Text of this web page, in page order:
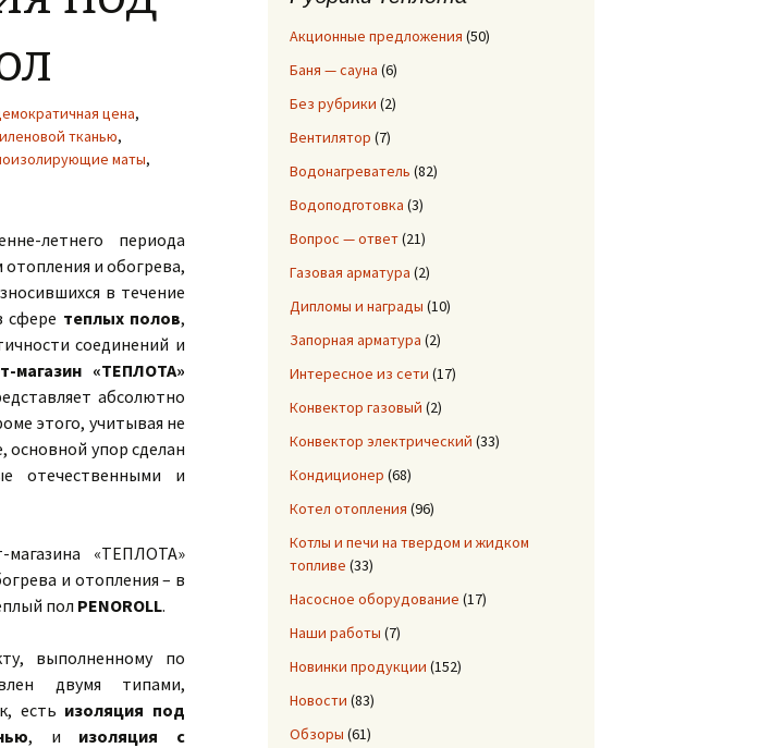
цена,
тканью,
маты,
летнего периода
и обогрева,
в течение
сфере теплых полов,
соединений и
магазин «ТЕПЛОТА»
абсолютно
этого, учитывая не
упор сделан
отечественными и
«ТЕПЛОТА»
и отопления – в
пол PENOROLL.
выполненному по
двумя типами,
есть изоляция под
, и изоляция с
Акционные предложения (50)
Баня — сауна (6)
Без рубрики (2)
Вентилятор (7)
Водонагреватель (82)
Водоподготовка (3)
Вопрос — ответ(21)
Газовая арматура (2)
Дипломы и награды (10)
Запорная арматура (2)
Интересное из сети (17)
Конвектор газовый (2)
Конвектор электрический (33)
Кондиционер (68)
Котел отопления (96)
Котлы и печи на твердом и жидком
топливе (33)
Насосное оборудование (17)
Наши работы (7)
Новинки продукции (152)
Новости (83)
Обзоры (61)